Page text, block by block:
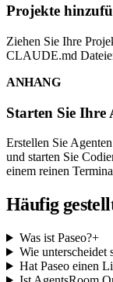
Projekte
Ziehen Sie Ihre
CLAUDE.md
ANHANG
Starten Sie Ihre
Erstellen Sie
und starten Sie
einem reinen
Häufig
Was ist Paseo?+
Wie unterscheidet
Hat Paseo einen